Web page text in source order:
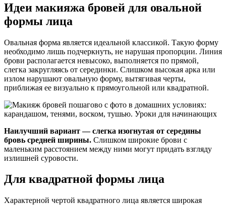
Идеи макияжа бровей для овальной
формы лица
Овальная форма является идеальной классикой. Такую форму
необходимо лишь подчеркнуть, не нарушая пропорции. Линия
брови располагается невысоко, выполняется по прямой,
слегка закругляясь от серединки. Слишком высокая арка или
излом нарушают овальную форму, вытягивая черты,
приближая ее визуально к прямоугольной или квадратной.
Наилучший вариант — слегка изогнутая от середины
бровь средней ширины. Слишком широкие брови с
маленьким расстоянием между ними могут придать взгляду
излишней суровости.
Для квадратной формы лица
Характерной чертой квадратного лица является широкая